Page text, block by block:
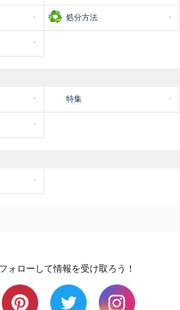
処分方法
特集
ォローして情報を受け取ろう！